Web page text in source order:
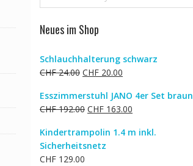
Neues im Shop
Schlauchhalterung schwarz
CHF24.00 Ursprünglicher
war:
CHF 24.00
CHF 20.00
ist:
CHF 20.00.
Esszimmerstuhl JANO 4er Set braun
CHF192.00 Ursprünglicher
war:
CHF 192.00
CHF 163.00
ist:
Kindertrampolin 1.4 m inkl.
Sicherheitsnetz
CHF 129.00